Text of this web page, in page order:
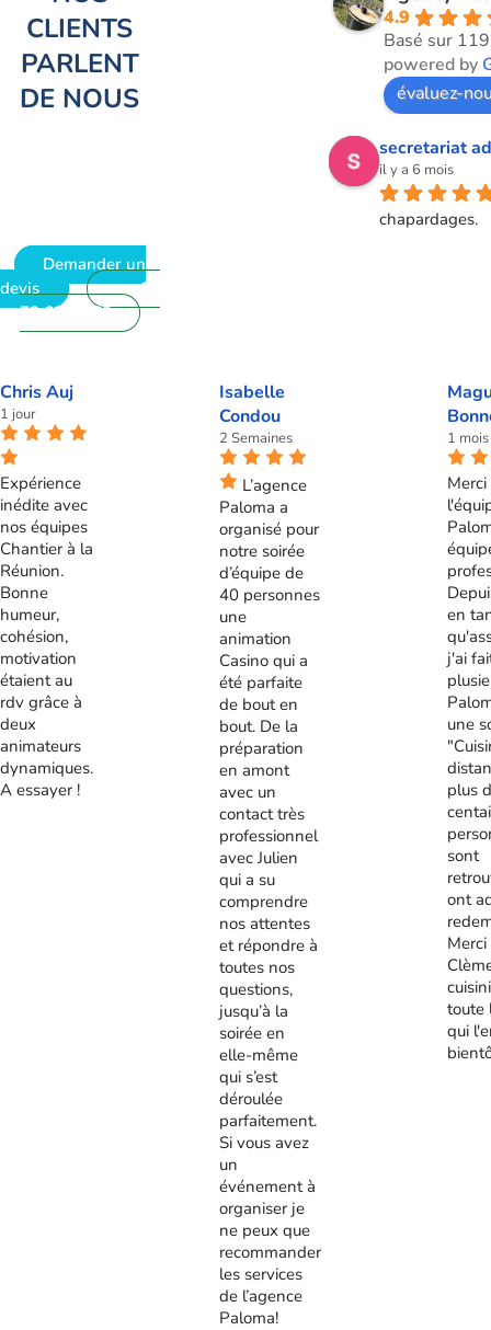
CLIENTS
PARLENT
DE NOUS
Demander un
devis
09
72 62 28 60
4.9
Basé sur
powered by
évaluez-
secretariat
il y a 6 mois
chapardages.
Chris Auj
1 jour
Expérience
inédite avec
nos équipes
Chantier à la
Réunion.
Bonne
humeur,
cohésion,
motivation
étaient au
rdv grâce à
deux
animateurs
dynamiques.
A essayer !
Isabelle
Condou
2 Semaines
L’agence
Paloma a
organisé pour
notre soirée
d’équipe de
40 personnes
une
animation
Casino qui a
été parfaite
de bout en
bout. De la
préparation
en amont
avec un
contact très
professionnel
avec Julien
qui a su
comprendre
nos attentes
et répondre à
toutes nos
questions,
jusqu’à la
soirée en
elle-même
qui s’est
déroulée
parfaitement.
Si vous avez
un
événement à
organiser je
ne peux que
recommander
les services
de l’agence
Paloma!
1 mois
en
j'ai
une
plus
sont
ont
Merci
toute
qui